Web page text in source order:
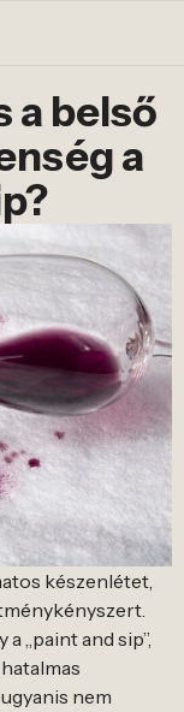
a belső
a
készenlétet,
„paint and sip”,
nem